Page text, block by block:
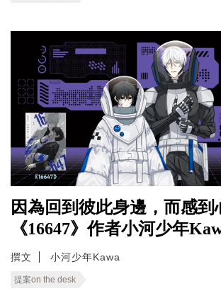
因為回到彼此身邊，而感
《16647》作者小河少年
撰文 小河少年Kawa
提案on the desk